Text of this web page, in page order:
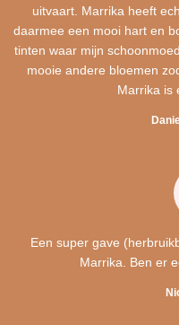
uitvaart. Marrika heeft
daarmee een mooi hart en
tinten waar mijn
mooie andere bloemen
Marrika is
Een super gave
Marrika. Ben er